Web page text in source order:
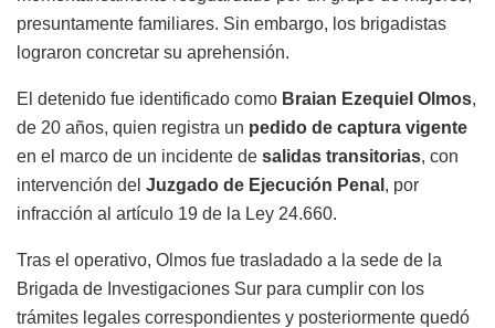
presuntamente familiares. Sin embargo, los brigadistas
lograron concretar su aprehensión.
El detenido fue identificado como Braian Ezequiel Olmos,
de 20 años, quien registra un pedido de captura vigente
en el marco de un incidente de salidas transitorias, con
intervención del Juzgado de Ejecución Penal , por
infracción al artículo 19 de la Ley 24.660.
Tras el operativo, Olmos fue trasladado a la sede de la
Brigada de Investigaciones Sur para cumplir con los
trámites legales correspondientes y posteriormente quedó